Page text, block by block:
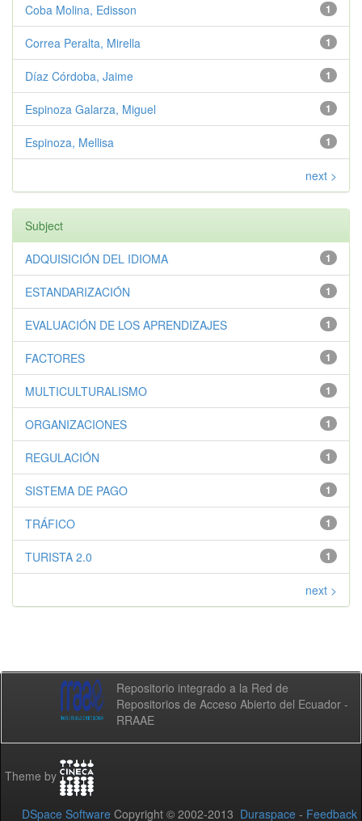
1
Coba Molina, Edisson
1
Correa Peralta, Mirella
1
Díaz Córdoba, Jaime
1
Espinoza Galarza, Miguel
1
Espinoza, Mellisa
next >
Subject
1
ADQUISICIÓN DEL IDIOMA
1
ESTANDARIZACIÓN
1
EVALUACIÓN DE LOS APRENDIZAJES
1
FACTORES
1
MULTICULTURALISMO
1
ORGANIZACIONES
1
REGULACIÓN
1
SISTEMA DE PAGO
1
TRÁFICO
1
TURISTA 2.0
next >
Repositorio integrado a la Red de
Repositorios de Acceso Abierto del Ecuador -
RRAAE
Theme by
DSpace Software Copyright © 2002-2013 Duraspace - Feedback